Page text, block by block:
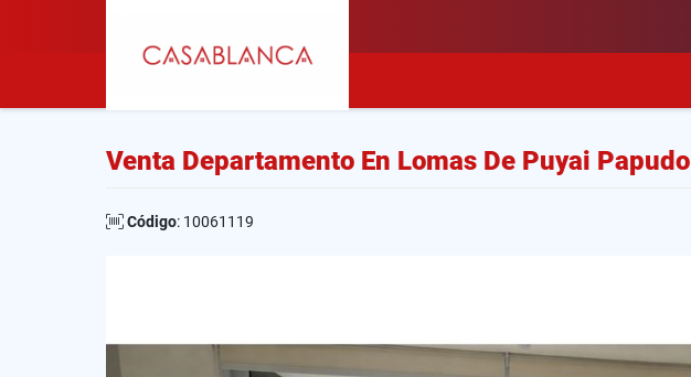
Venta Departamento En Lomas De Puyai Papudo
Código: 10061119